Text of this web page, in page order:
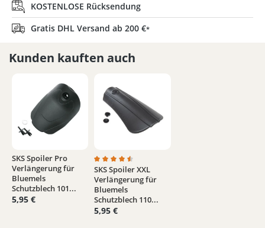
KOSTENLOSE Rücksendung
Gratis DHL Versand ab 200 €*
Kunden kauften auch
SKS Spoiler Pro
Verlängerung für
Bluemels
Schutzblech 101...
5,95 €
Durchschnittliche Bewertung von 4.5 von
SKS Spoiler XXL
Verlängerung für
Bluemels
Schutzblech 110...
5,95 €